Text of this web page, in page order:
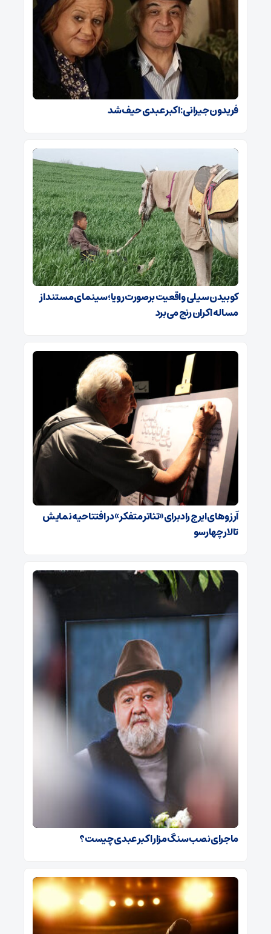
فریدون جیرانی: اکبر عبدی حیف شد
کوبیدن سیلی واقعیت برصورت رویا؛ سینمای مستند از
مساله اکران رنج می‌برد
آرزوهای ایرج راد برای «تئاتر متفکر» در افتتاحیه نمایش
تالار چهارسو
ماجرای نصب سنگ مزار اکبر عبدی چیست؟